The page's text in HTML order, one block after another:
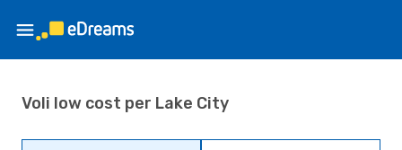
Voli low cost per Lake City